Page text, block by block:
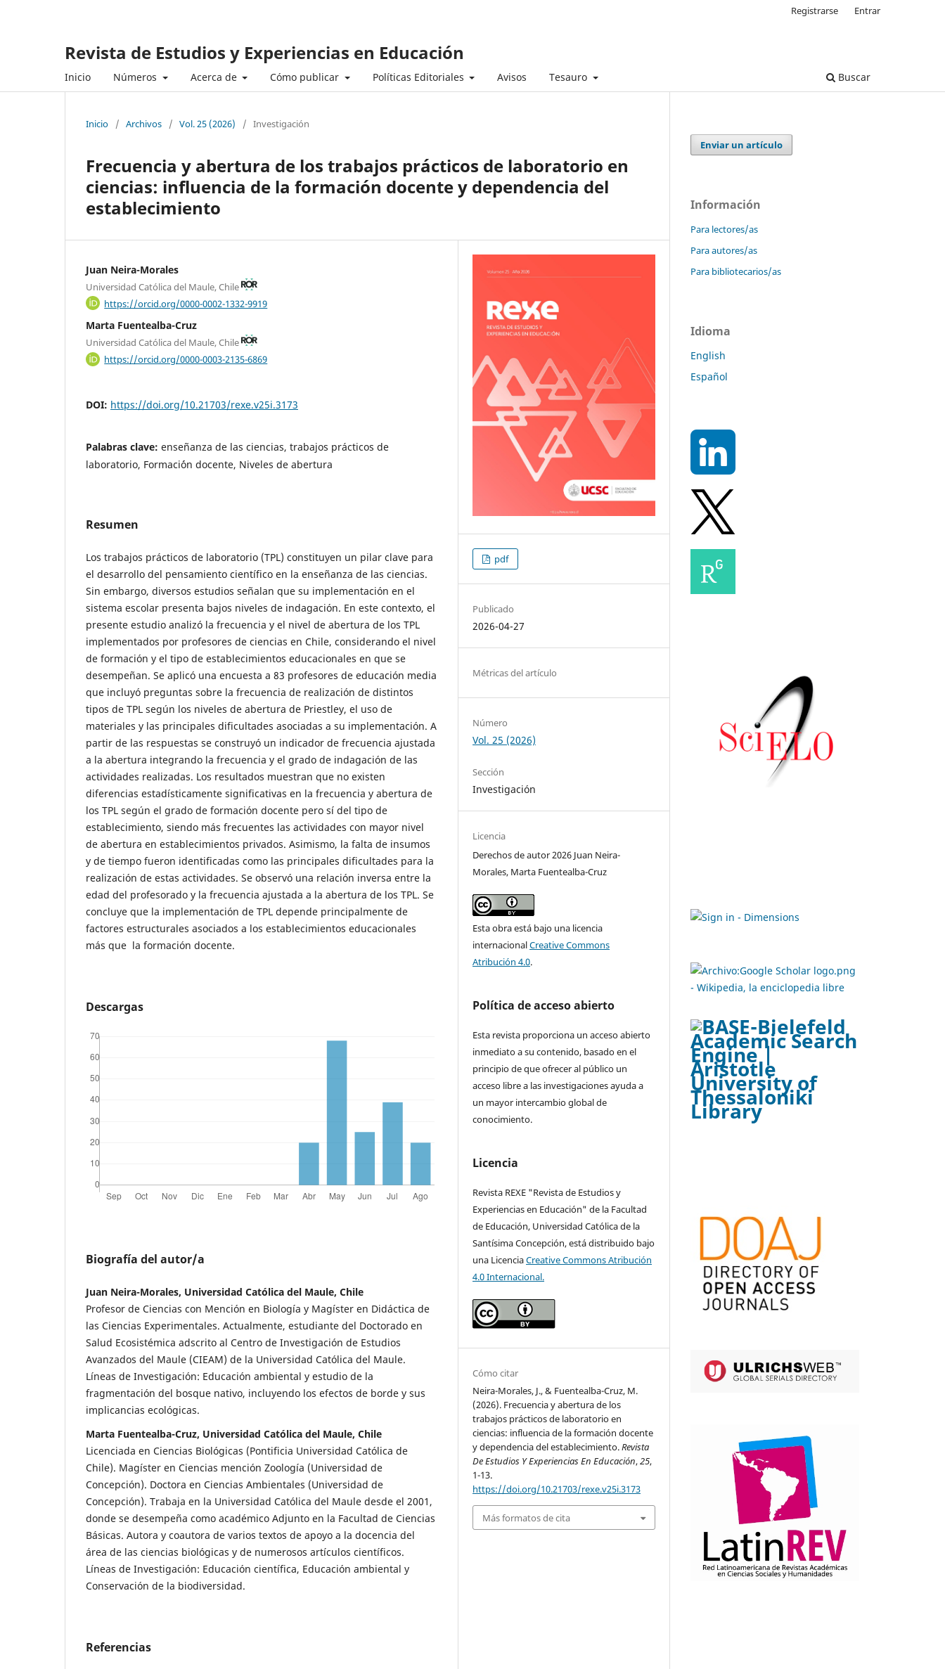
Revista de Estudios y Experiencias en Educación
Inicio Números Acerca de Cómo publicar Políticas Editoriales Avisos Tesauro Buscar
Registrarse Entrar
Inicio / Archivos / Vol. 25 (2026) / Investigación
Frecuencia y abertura de los trabajos prácticos de laboratorio en
ciencias: influencia de la formación docente y dependencia del
establecimiento
Juan Neira-Morales
Universidad Católica del Maule, Chile
https://orcid.org/0000-0002-1332-9919
Marta Fuentealba-Cruz
Universidad Católica del Maule, Chile
https://orcid.org/0000-0003-2135-6869
DOI: https://doi.org/10.21703/rexe.v25i.3173
Palabras clave: enseñanza de las ciencias, trabajos prácticos de
laboratorio, Formaci´ón docente, Niveles de abertura
Resumen
Los trabajos prácticos de laboratorio (TPL) constituyen un pilar clave para
el desarrollo del pensamiento científico en la enseñanza de las ciencias.
Sin embargo, diversos estudios señalan que su implementación en el
sistema escolar presenta bajos niveles de indagación. En este contexto, el
presente estudio analizó la frecuencia y el nivel de abertura de los TPL
implementados por profesores de ciencias en Chile, considerando el nivel
de formación y el tipo de establecimientos educacionales en que se
desempeñan. Se aplicó una encuesta a 83 profesores de educación media
que incluyó preguntas sobre la frecuencia de realización de distintos
tipos de TPL según los niveles de abertura de Priestley, el uso de
materiales y las principales dificultades asociadas a su implementación. A
partir de las respuestas se construyó un indicador de frecuencia ajustada
a la abertura integrando la frecuencia y el grado de indagación de las
actividades realizadas. Los resultados muestran que no existen
diferencias estadísticamente significativas en la frecuencia y abertura de
los TPL según el grado de formación docente pero sí del tipo de
establecimiento, siendo más frecuentes las actividades con mayor nivel
de abertura en establecimientos privados. Asimismo, la falta de insumos
y de tiempo fueron identificadas como las principales dificultades para la
realización de estas actividades. Se observó una relación inversa entre la
edad del profesorado y la frecuencia ajustada a la abertura de los TPL. Se
concluye que la implementación de TPL depende principalmente de
factores estructurales asociados a los establecimientos educacionales
más que la formación docente.
Descargas
Biografía del autor/a
Juan Neira-Morales, Universidad Católica del Maule, Chile
Profesor de Ciencias con Mención en Biología y Magíster en Didáctica de
las Ciencias Experimentales. Actualmente, estudiante del Doctorado en
Salud Ecosistémica adscrito al Centro de Investigación de Estudios
Avanzados del Maule (CIEAM) de la Universidad Católica del Maule.
Líneas de Investigación: Educación ambiental y estudio de la
fragmentación del bosque nativo, incluyendo los efectos de borde y sus
implicancias ecológicas.
Marta Fuentealba-Cruz, Universidad Católica del Maule, Chile
Licenciada en Ciencias Biológicas (Pontificia Universidad Católica de
Chile). Magíster en Ciencias mención Zoología (Universidad de
Concepción). Doctora en Ciencias Ambientales (Universidad de
Concepción). Trabaja en la Universidad Católica del Maule desde el 2001,
donde se desempeña como académico Adjunto en la Facultad de Ciencias
Básicas. Autora y coautora de varios textos de apoyo a la docencia del
área de las ciencias biológicas y de numerosos artículos científicos.
Líneas de Investigación: Educación científica, Educación ambiental y
Conservación de la biodiversidad.
Referencias
pdf
Publicado
2026-04-27
Métricas del artículo
Número
Vol. 25 (2026)
Sección
Investigación
Licencia
Derechos de autor 2026 Juan Neira-
Morales, Marta Fuentealba-Cruz
Esta obra está bajo una licencia
internacionalCreative Commons
Atribución 4.0.
Política de acceso abierto
Esta revista proporciona un acceso abierto
inmediato a su contenido, basado en el
principio de que ofrecer al público un
acceso libre a las investigaciones ayuda a
un mayor intercambio global de
conocimiento.
Licencia
Revista REXE "Revista de Estudios y
Experiencias en Educación" de la Facultad
de Educación, Universidad Católica de la
Santísima Concepción, está distribuido bajo
una LicenciaCreative Commons Atribución
4.0 Internacional.
Cómo citar
Neira-Morales, J., & Fuentealba-Cruz, M.
(2026). Frecuencia y abertura de los
trabajos prácticos de laboratorio en
ciencias: influencia de la formación docente
y dependencia del establecimiento.Revista
De Estudios Y Experiencias En Educación,25,
1-13.
https://doi.org/10.21703/rexe.v25i.3173
Más formatos de cita
Enviar un artículo
Información
Para lectores/as
Para autores/as
Para bibliotecarios/as
Idioma
English
Español